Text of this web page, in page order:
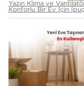
Yazın Klima ve
Konforlu Bir Ev İçin